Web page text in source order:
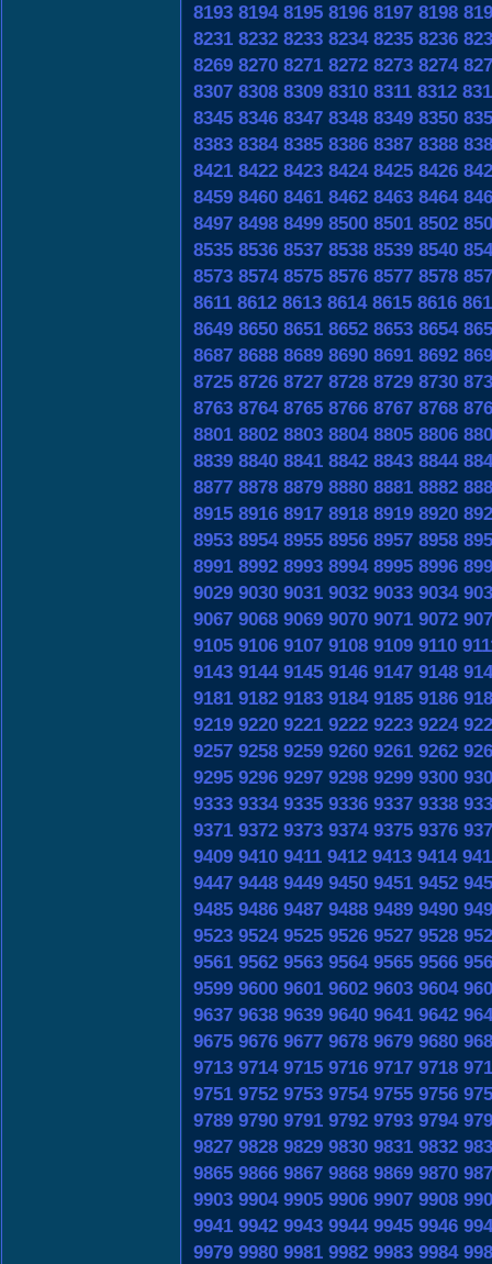
8193 8194 8195 8196 8197 8198
8231 8232 8233 8234 8235 8236
8269 8270 8271 8272 8273 8274
8307 8308 8309 8310 8311 8312
8345 8346 8347 8348 8349 8350
8383 8384 8385 8386 8387 8388
8421 8422 8423 8424 8425 8426
8459 8460 8461 8462 8463 8464
8497 8498 8499 8500 8501 8502
8535 8536 8537 8538 8539 8540
8573 8574 8575 8576 8577 8578
8611 8612 8613 8614 8615 8616
8649 8650 8651 8652 8653 8654
8687 8688 8689 8690 8691 8692
8725 8726 8727 8728 8729 8730
8763 8764 8765 8766 8767 8768
8801 8802 8803 8804 8805 8806
8839 8840 8841 8842 8843 8844
8877 8878 8879 8880 8881 8882
8915 8916 8917 8918 8919 8920
8953 8954 8955 8956 8957 8958
8991 8992 8993 8994 8995 8996
9029 9030 9031 9032 9033 9034
9067 9068 9069 9070 9071 9072
9105 9106 9107 9108 9109 9110
9143 9144 9145 9146 9147 9148
9181 9182 9183 9184 9185 9186
9219 9220 9221 9222 9223 9224
9257 9258 9259 9260 9261 9262
9295 9296 9297 9298 9299 9300
9333 9334 9335 9336 9337 9338
9371 9372 9373 9374 9375 9376
9409 9410 9411 9412 9413 9414
9447 9448 9449 9450 9451 9452
9485 9486 9487 9488 9489 9490
9523 9524 9525 9526 9527 9528
9561 9562 9563 9564 9565 9566
9599 9600 9601 9602 9603 9604
9637 9638 9639 9640 9641 9642
9675 9676 9677 9678 9679 9680
9713 9714 9715 9716 9717 9718
9751 9752 9753 9754 9755 9756
9789 9790 9791 9792 9793 9794
9827 9828 9829 9830 9831 9832
9865 9866 9867 9868 9869 9870
9903 9904 9905 9906 9907 9908
9941 9942 9943 9944 9945 9946
9979 9980 9981 9982 9983 9984